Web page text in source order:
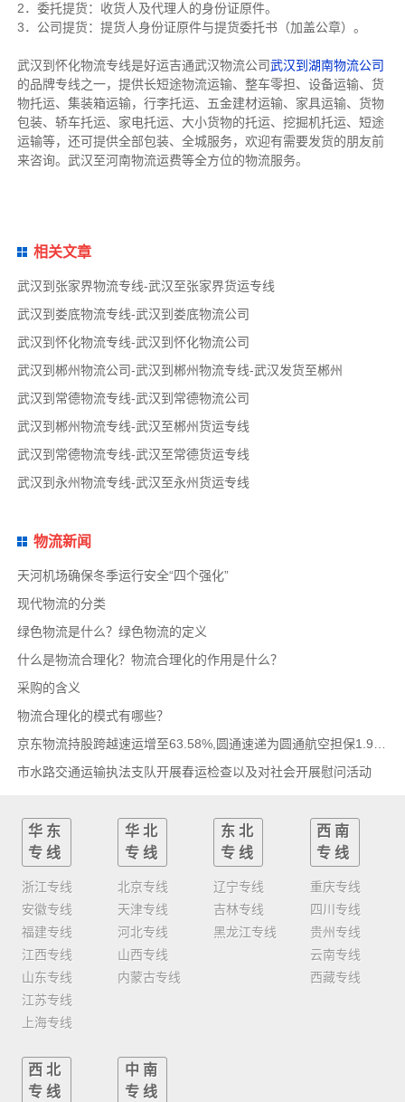
2．委托提货：收货人及代理人的身份证原件。
3．公司提货：提货人身份证原件与提货委托书（加盖公章）。
武汉到怀化物流专线是好运吉通武汉物流公司武汉到湖南物流公司
的品牌专线之一，提供长短途物流运输、整车零担、设备运输、货
物托运、集装箱运输，行李托运、五金建材运输、家具运输、货物
包装、轿车托运、家电托运、大小货物的托运、挖掘机托运、短途
运输等，还可提供全部包装、全城服务，欢迎有需要发货的朋友前
来咨询。武汉至河南物流运费等全方位的物流服务。
相关文章
武汉到张家界物流专线-武汉至张家界货运专线
武汉到娄底物流专线-武汉到娄底物流公司
武汉到怀化物流专线-武汉到怀化物流公司
武汉到郴州物流公司-武汉到郴州物流专线-武汉发货至郴州
武汉到常德物流专线-武汉到常德物流公司
武汉到郴州物流专线-武汉至郴州货运专线
武汉到常德物流专线-武汉至常德货运专线
武汉到永州物流专线-武汉至永州货运专线
物流新闻
天河机场确保冬季运行安全“四个强化”
现代物流的分类
绿色物流是什么？绿色物流的定义
什么是物流合理化？物流合理化的作用是什么？
采购的含义
物流合理化的模式有哪些？
京东物流持股跨越速运增至63.58%,圆通速递为圆通航空担保1.9亿,安博中国牵手启橙中国,中通云
市水路交通运输执法支队开展春运检查以及对社会开展慰问活动
华东
专线
浙江专线
安徽专线
福建专线
江西专线
山东专线
江苏专线
上海专线
华北
专线
北京专线
天津专线
河北专线
山西专线
内蒙古专线
东北
专线
辽宁专线
吉林专线
黑龙江专线
西南
专线
重庆专线
四川专线
贵州专线
云南专线
西藏专线
西北
专线
中南
专线